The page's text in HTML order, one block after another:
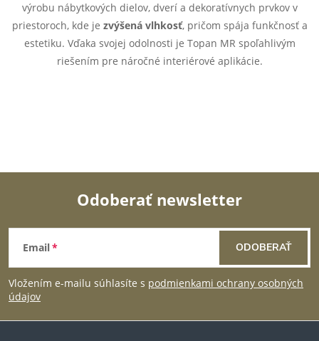
i
ý
p
i
výrobu nábytkových dielov, dverí a dekoratívnych prvkov v
priestoroch, kde je zvýšená vlhkosť, pričom spája funkčnosť a
estetiku. Vďaka svojej odolnosti je Topan MR spoľahlivým
riešením pre náročné interiérové aplikácie.
Z
á
p
Odoberať newsletter
Email
Vložením e-mailu súhlasíte s podmienkami ochrany osobných
údajov
ODOBERAŤ